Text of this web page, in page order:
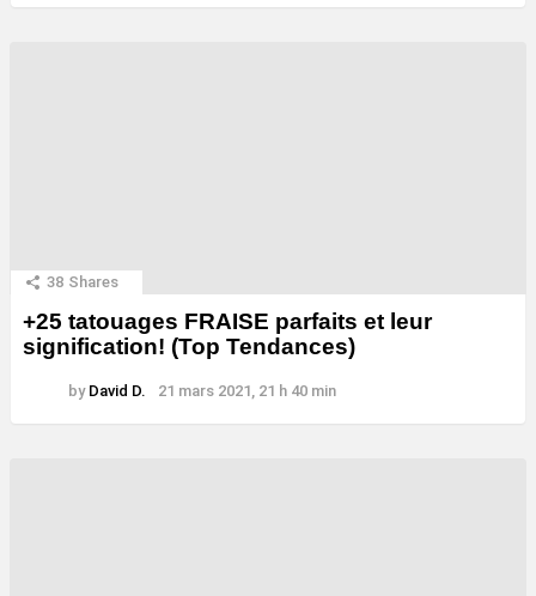
38 Shares
+25 tatouages ​​FRAISE parfaits et leur
signification! (Top Tendances)
by David D. 21 mars 2021, 21 h 40 min